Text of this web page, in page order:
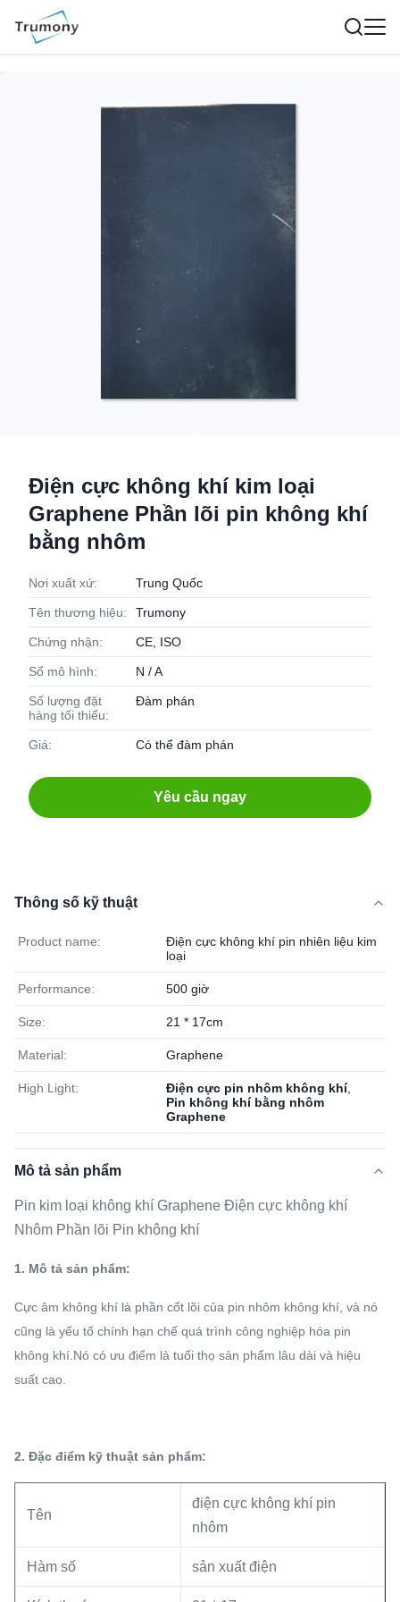
Điện cực không khí kim loại
Graphene Phần lõi pin không khí
bằng nhôm
Nơi xuất xứ: Trung Quốc
Tên thương hiệu: Trumony
Chứng nhận: CE, ISO
Số mô hình: N / A
Số lượng đặt
hàng tối thiểu:
Đàm phán
Giá: Có thể đàm phán
Yêu cầu ngay
Thông số kỹ thuật
Product name:
Điện cực không khí pin nhiên liệu kim
loại
Performance: 500 giờ
Size: 21 * 17cm
Material: Graphene
High Light: Điện cực pin nhôm không khí,
Pin không khí bằng nhôm
Graphene
Mô tả sản phẩm
Pin kim loại không khí Graphene Điện cực không khí
Nhôm Phần lõi Pin không khí
1. Mô tả sản phẩm:
Cực âm không khí là phần cốt lõi của pin nhôm không khí, và nó
cũng là yếu tố chính hạn chế quá trình công nghiệp hóa pin
không khí.Nó có ưu điểm là tuổi thọ sản phẩm lâu dài và hiệu
suất cao.
2. Đặc điểm kỹ thuật sản phẩm:
Tên
điện cực không khí pin
nhôm
Hàm số sản xuất điện